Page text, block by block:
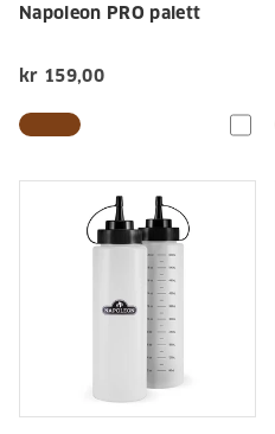
Napoleon PRO palett
kr 159,00